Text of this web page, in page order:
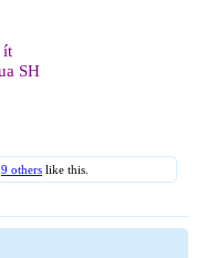
ít
SH
9 others like this.